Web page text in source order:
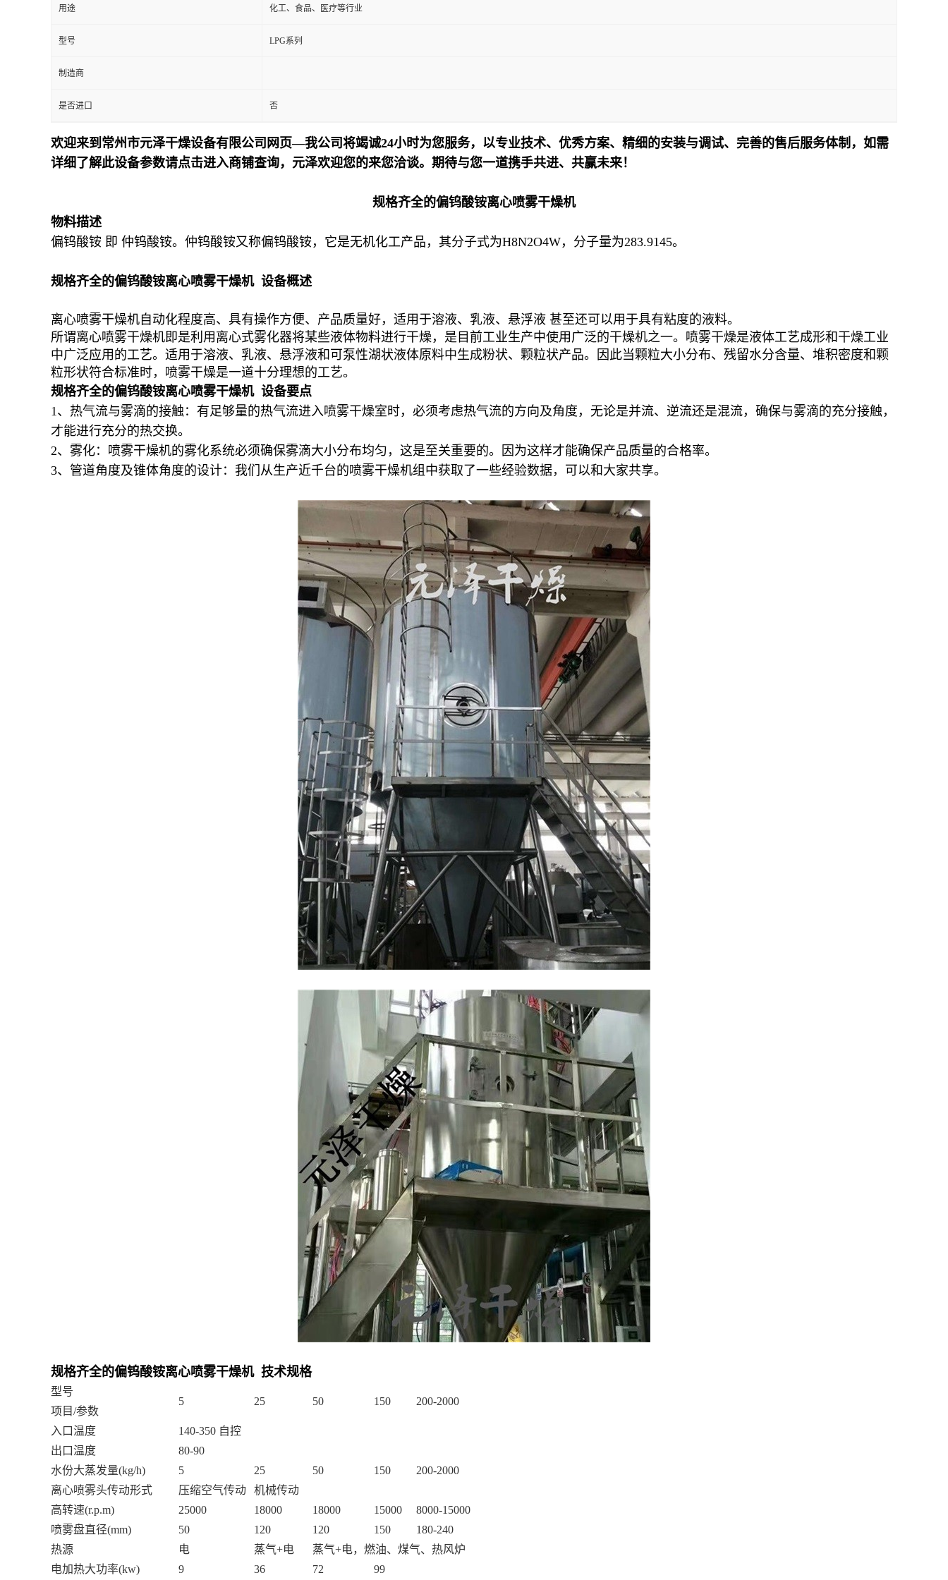
用途 化工、食品、医疗等行业
型号 LPG系列
制造商
是否进口 否
欢迎来到常州市元泽干燥设备有限公司网页—我公司将竭诚24小时为您服务，以专业技术、优秀方案、精细的安装与调试、完善的售后服务体制，如需
详细了解此设备参数请点击进入商铺查询，元泽欢迎您的来您洽谈。期待与您一道携手共进、共赢未来！
规格齐全的偏钨酸铵离心喷雾干燥机
物料描述
偏钨酸铵 即 仲钨酸铵。仲钨酸铵又称偏钨酸铵，它是无机化工产品，其分子式为H8N2O4W，分子量为283.9145。
规格齐全的偏钨酸铵离心喷雾干燥机 设备概述
离心喷雾干燥机自动化程度高、具有操作方便、产品质量好，适用于溶液、乳液、悬浮液 甚至还可以用于具有粘度的液料。
所谓离心喷雾干燥机即是利用离心式雾化器将某些液体物料进行干燥，是目前工业生产中使用广泛的干燥机之一。喷雾干燥是液体工艺成形和干燥工业
中广泛应用的工艺。适用于溶液、乳液、悬浮液和可泵性湖状液体原料中生成粉状、颗粒状产品。因此当颗粒大小分布、残留水分含量、堆积密度和颗
粒形状符合标准时，喷雾干燥是一道十分理想的工艺。
规格齐全的偏钨酸铵离心喷雾干燥机 设备要点
1、热气流与雾滴的接触：有足够量的热气流进入喷雾干燥室时，必须考虑热气流的方向及角度，无论是并流、逆流还是混流，确保与雾滴的充分接触，
才能进行充分的热交换。
2、雾化：喷雾干燥机的雾化系统必须确保雾滴大小分布均匀，这是至关重要的。因为这样才能确保产品质量的合格率。
3、管道角度及锥体角度的设计：我们从生产近千台的喷雾干燥机组中获取了一些经验数据，可以和大家共享。
规格齐全的偏钨酸铵离心喷雾干燥机 技术规格
型号
项目/参数
5 25 50 150 200-2000
入口温度
140-350 自控
出口温度
80-90
水份大蒸发量(kg/h) 5 25 50 150
200-2000
离心喷雾头传动形式
压缩空气传动
机械传动
高转速(r.p.m) 25000 18000 18000 15000
8000-15000
喷雾盘直径(mm) 50 120 120 150
180-240
热源
电 蒸气+电 蒸气+电，燃油、煤气、热风炉
电加热大功率(kw) 9 36 72 99